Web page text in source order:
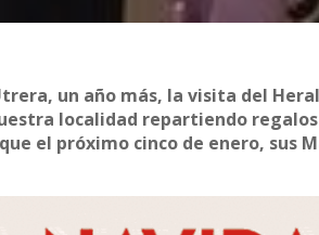
un año más, la visita del
localidad repartiendo
el próximo cinco de enero, sus